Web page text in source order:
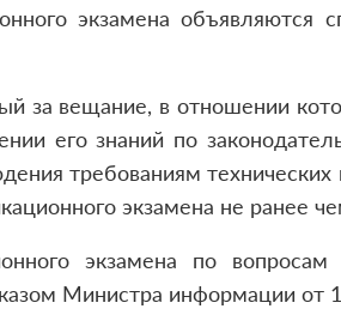
экзамена объявляются
за вещание, в отношении
его знаний по
требованиям технических
экзамена не ранее
экзамена по
Министра информации от